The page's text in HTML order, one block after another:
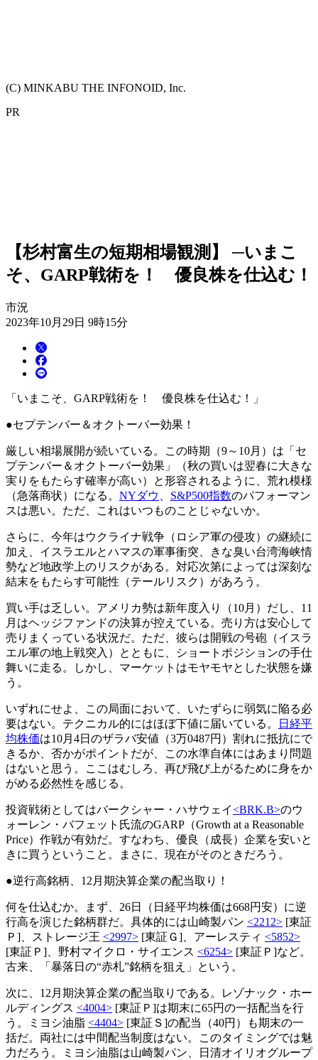
(C) MINKABU THE INFONOID, Inc.
PR
【杉村富生の短期相場観測】 ─いまこ
そ、GARP戦術を！ 優良株を仕込む！
市況
2023年10月29日 9時15分
「いまこそ、GARP戦術を！ 優良株を仕込む！」
●セプテンバー＆オクトーバー効果！
厳しい相場展開が続いている。この時期（9～10月）は「セ
プテンバー＆オクトーバー効果」（秋の買いは翌春に大きな
実りをもたらす確率が高い）と形容されるように、荒れ模様
（急落商状）になる。 NYダウ S&P500指数のパフォーマン
スは悪い。ただ、これはいつものことじゃないか。
さらに、今年はウクライナ戦争（ロシア軍の侵攻）の継続に
加え、イスラエルとハマスの軍事衝突、きな臭い台湾海峡情
勢など地政学上のリスクがある。対応次第によっては深刻な
結末をもたらす可能性（テールリスク）があろう。
買い手は乏しい。アメリカ勢は新年度入り（10月）だし、11
月はヘッジファンドの決算が控えている。売り方は安心して
売りまくっている状況だ。ただ、彼らは開戦の号砲（イスラ
エル軍の地上戦突入）とともに、ショートポジションの手仕
舞いに走る。しかし、マーケットはモヤモヤとした状態を嫌
う。
いずれにせよ、この局面において、いたずらに弱気に陥る必
要はない。テクニカル的にはほぼ下値に届いている。
日経平
均株価は10月4日のザラバ安値（3万0487円）割れに抵抗にで
きるか、否かがポイントだが、この水準自体にはあまり問題
はないと思う。ここはむしろ、再び飛び上がるために身をか
がめる必然性を感じる。
投資戦術としてはバークシャー・ハサウェイ<BRK.B>のウ
ォーレン・バフェット氏流のGARP（Growth at a Reasonable
Price）作戦が有効だ。すなわち、優良（成長）企業を安いと
きに買うということ。まさに、現在がそのときだろう。
●逆行高銘柄、12月期決算企業の配当取り！
何を仕込むか。まず、26日（日経平均株価は668円安）に逆
行高を演じた銘柄群だ。具体的には山崎製パン <2212> [東証
Ｐ]、ストレージ王 <2997> [東証Ｇ]、アーレスティ <5852>
[東証Ｐ]、野村マイクロ・サイエンス <6254> [東証Ｐ]など。
古来、「暴落日の“赤札”銘柄を狙え」という。
次に、12月期決算企業の配当取りである。レゾナック・ホー
ルディングス <4004> [東証Ｐ]は期末に65円の一括配当を行
う。ミヨシ油脂 <4404> [東証Ｓ]の配当（40円）も期末の一
括だ。両社には中間配当制度はない。このタイミングでは魅
力だろう。ミヨシ油脂は山崎製パン、日清オイリオグループ